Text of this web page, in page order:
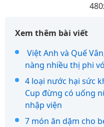
Xem thêm bài viết
Việt Anh và Quế
nàng nhiều thị phi
4 loại nước hại sức
Cup đừng có uống
nhập viện
7 món ăn dặm cho